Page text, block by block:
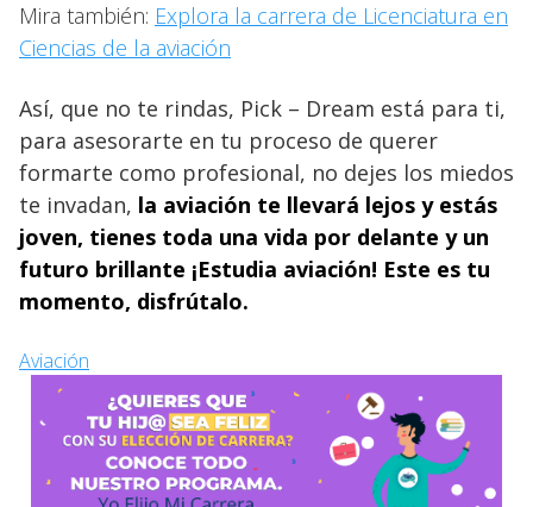
Mira también: Explora la carrera de Licenciatura en
Ciencias de la aviación
Así, que no te rindas, Pick – Dream está para ti,
para asesorarte en tu proceso de querer
formarte como profesional, no dejes los miedos
te invadan, la aviación te llevará lejos y estás
joven, tienes toda una vida por delante y un
futuro brillante ¡Estudia aviación! Este es tu
momento, disfrútalo.
Aviación